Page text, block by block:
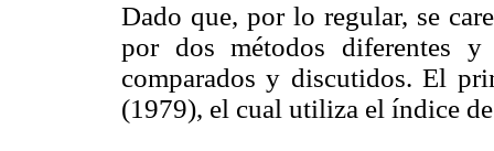
Dado que, por lo regular, se
por dos métodos diferentes
comparados y discutidos. El
(1979), el cual utiliza el índice